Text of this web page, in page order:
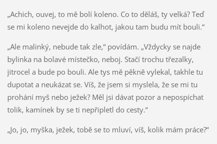
„Achich, ouvej, to mě bolí koleno. Co to děláš, ty velká? Teď
se mi koleno nevejde do kalhot, jakou tam budu mít bouli.“
„Ale malinký, nebude tak zle,“ povídám. „Vždycky se najde
bylinka na bolavé místečko, neboj. Stačí trochu třezalky,
jitrocel a bude po bouli. Ale tys mě pěkně vylekal, takhle tu
dupotat a neukázat se. Víš, že jsem si myslela, že se mi tu
prohání myš nebo ježek? Měl jsi dávat pozor a nepospíchat
tolik, kamínek by se ti nepřipletl do cesty.“
„Jo, jo, myška, ježek, tobě se to mluví, víš, kolik mám práce?“